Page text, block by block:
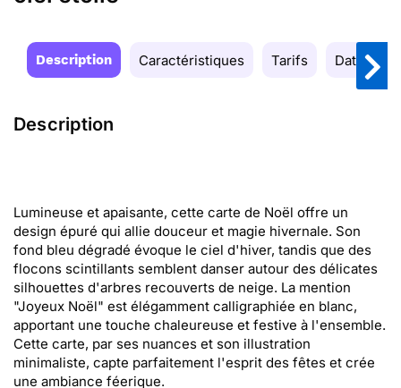
Description Caractéristiques Tarifs Date de
Description
Lumineuse et apaisante, cette carte de Noël offre un
design épuré qui allie douceur et magie hivernale. Son
fond bleu dégradé évoque le ciel d'hiver, tandis que des
flocons scintillants semblent danser autour des délicates
silhouettes d'arbres recouverts de neige. La mention
"Joyeux Noël" est élégamment calligraphiée en blanc,
apportant une touche chaleureuse et festive à l'ensemble.
Cette carte, par ses nuances et son illustration
minimaliste, capte parfaitement l'esprit des fêtes et crée
une ambiance féerique.